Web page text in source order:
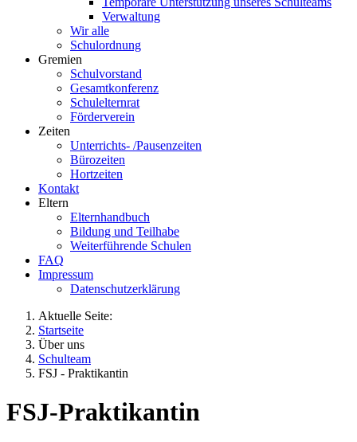
Verwaltung
Wir alle
Schulordnung
Gremien
Schulvorstand
Gesamtkonferenz
Schulelternrat
Förderverein
Zeiten
Unterrichts- /Pausenzeiten
Bürozeiten
Hortzeiten
Kontakt
Eltern
Elternhandbuch
Bildung und Teilhabe
Weiterführende Schulen
FAQ
Impressum
Datenschutzerklärung
Aktuelle Seite:
Startseite
Über uns
Schulteam
FSJ - Praktikantin
FSJ-Praktikantin